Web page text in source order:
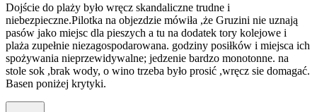
Dojście do plaży było wręcz skandaliczne trudne i
niebezpieczne.Pilotka na objezdzie mówiła ,że Gruzini nie uznają
pasów jako miejsc dla pieszych a tu na dodatek tory kolejowe i
plaża zupełnie niezagospodarowana. godziny posiłków i miejsca ich
spożywania nieprzewidywalne; jedzenie bardzo monotonne. na
stole sok ,brak wody, o wino trzeba było prosić ,wręcz sie domagać.
Basen poniżej krytyki.